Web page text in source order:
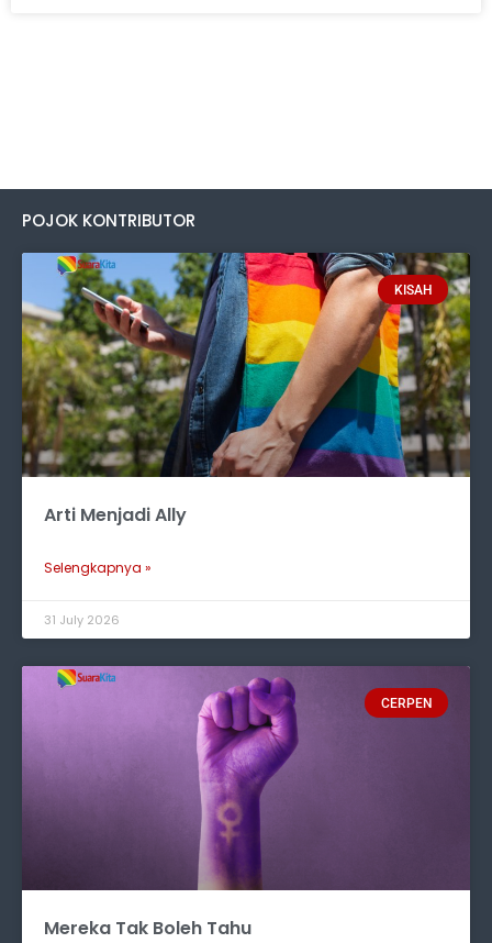
POJOK KONTRIBUTOR
KISAH
Arti Menjadi Ally
Selengkapnya »
31 July 2026
CERPEN
Mereka Tak Boleh Tahu